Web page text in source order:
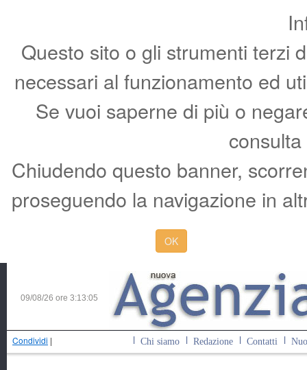
Questo sito o gli strumenti terzi
necessari al funzionamento ed
Se vuoi saperne di più o
Chiudendo questo banner,
proseguendo la navigazione in
OK
09/08/26 ore 3:13:06
Condividi | Chi siamo Redazione Contatti